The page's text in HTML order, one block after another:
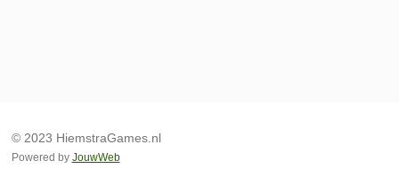
© 2023 HiemstraGames.nl
Powered by JouwWeb